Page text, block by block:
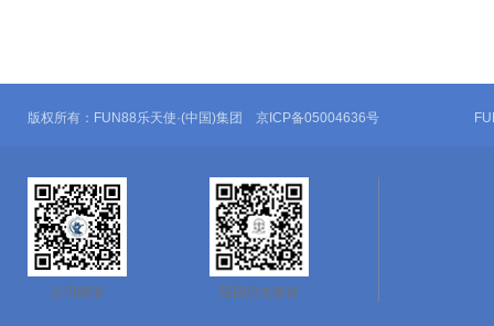
版权所有：FUN88乐天使·(中国)集团 京ICP备05004636号
公司微信 院团总支微信